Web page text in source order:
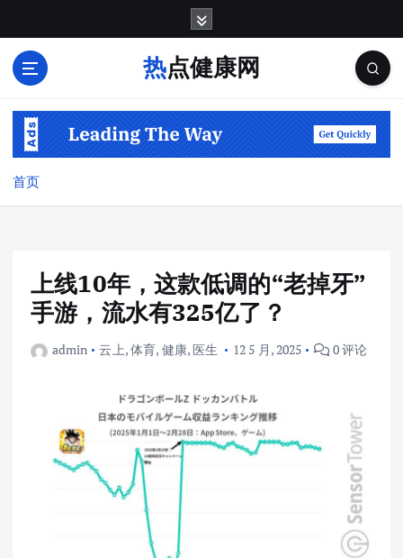
热点健康网
首页
上线10年，这款低调的“老掉牙”
手游，流水有325亿了？
admin 云上,体育, 健康, 医生 12 5 月, 2025 0 评论